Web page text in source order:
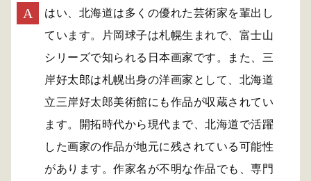
はい、北海道は多くの優れた芸術家を輩出し
ています。片岡球子は札幌生まれで、富士山
シリーズで知られる日本画家です。また、三
岸好太郎は札幌出身の洋画家として、北海道
立三岸好太郎美術館にも作品が収蔵されてい
ます。開拓時代から現代まで、北海道で活躍
した画家の作品が地元に残されている可能性
があります。作家名が不明な作品でも、専門